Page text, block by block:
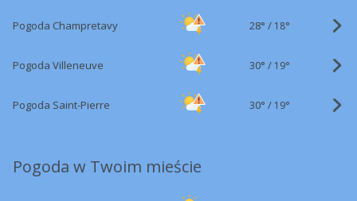
Pogoda Champretavy 28° / 18°
Pogoda Villeneuve 30° / 19°
Pogoda Saint-Pierre 30° / 19°
Pogoda w Twoim mieście